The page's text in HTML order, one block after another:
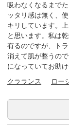
吸わなくなるまで
ッタリ感は無く、
キリしています。
と思います。私は
有るのですが、ト
消えて肌が整うの
になっていてお助
クラランス
ロー